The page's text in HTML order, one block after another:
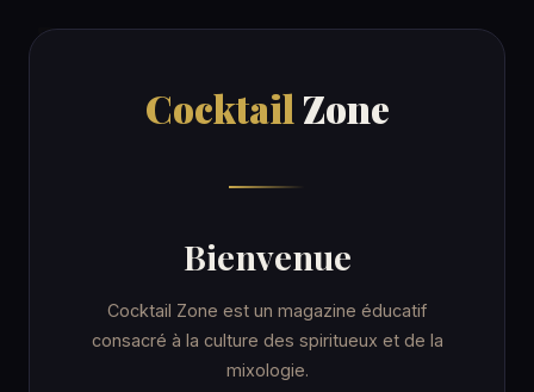
Cocktail Zone
Bienvenue
Cocktail Zone est un magazine éducatif
consacré à la culture des spiritueux et de la
mixologie.
CocktailZone
Grasshopper